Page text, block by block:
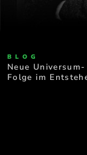
BLOG
Neue Universum-
Folge im